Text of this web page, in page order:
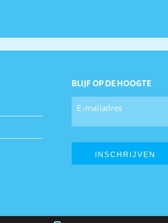
BLIJF OP DE HOOGTE
E-mailadres
INSCHRIJVEN